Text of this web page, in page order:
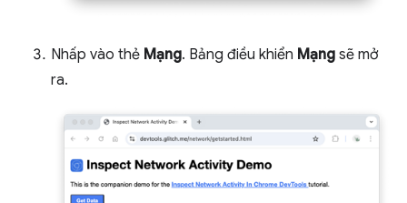
Nhấp vào thẻ Mạng. Bảng điều khiển Mạng sẽ mở
ra.